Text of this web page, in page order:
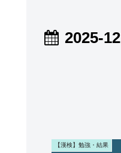
2025-12
【漢検】勉強・結果